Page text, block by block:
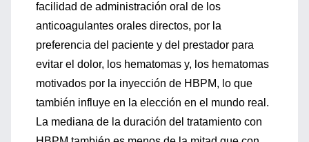
facilidad de administración oral de los
anticoagulantes orales directos, por la
preferencia del paciente y del prestador para
evitar el dolor, los hematomas y, los hematomas
motivados por la inyección de HBPM, lo que
también influye en la elección en el mundo real.
La mediana de la duración del tratamiento con